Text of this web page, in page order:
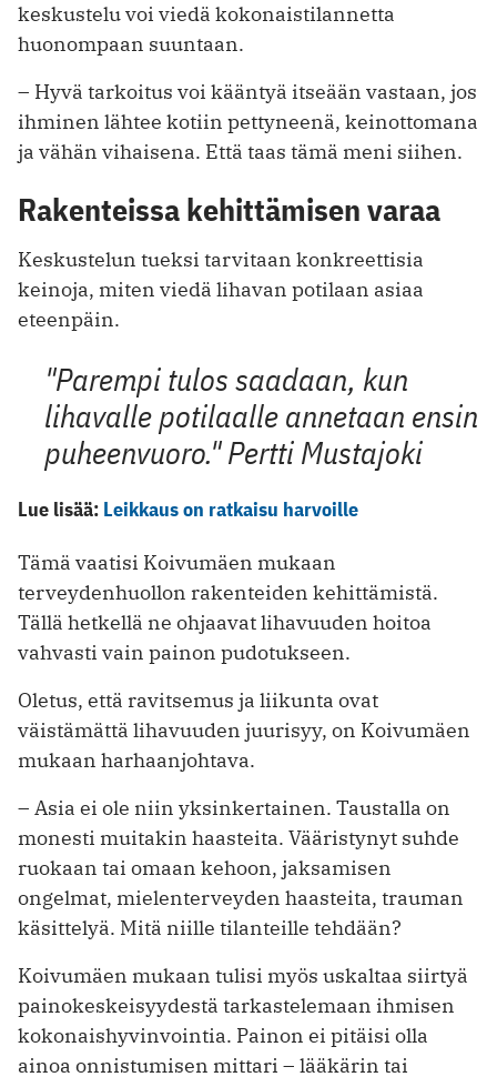
keskustelu voi viedä kokonaistilannetta
huonompaan suuntaan.
– Hyvä tarkoitus voi kääntyä itseään vastaan, jos
ihminen lähtee kotiin pettyneenä, keinottomana
ja vähän vihaisena. Että taas tämä meni siihen.
Rakenteissa kehittämisen varaa
Keskustelun tueksi tarvitaan konkreettisia
keinoja, miten viedä lihavan potilaan asiaa
eteenpäin.
"Parempi tulos saadaan, kun
lihavalle potilaalle annetaan ensin
puheenvuoro."Pertti Mustajoki
Lue lisää: Leikkaus on ratkaisu harvoille
Tämä vaatisi Koivumäen mukaan
terveydenhuollon rakenteiden kehittämistä.
Tällä hetkellä ne ohjaavat lihavuuden hoitoa
vahvasti vain painon pudotukseen.
Oletus, että ravitsemus ja liikunta ovat
väistämättä lihavuuden juurisyy, on Koivumäen
mukaan harhaanjohtava.
– Asia ei ole niin yksinkertainen. Taustalla on
monesti muitakin haasteita. Vääristynyt suhde
ruokaan tai omaan kehoon, jaksamisen
ongelmat, mielenterveyden haasteita, trauman
käsittelyä. Mitä niille tilanteille tehdään?
Koivumäen mukaan tulisi myös uskaltaa siirtyä
painokeskeisyydestä tarkastelemaan ihmisen
kokonaishyvinvointia. Painon ei pitäisi olla
ainoa onnistumisen mittari – lääkärin tai